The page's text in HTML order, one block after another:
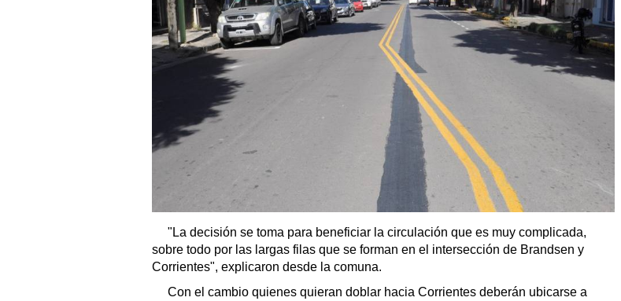
"La decisión se toma para beneficiar la circulación que es muy complicada,
sobre todo por las largas filas que se forman en el intersección de Brandsen y
Corrientes", explicaron desde la comuna.
Con el cambio quienes quieran doblar hacia Corrientes deberán ubicarse a